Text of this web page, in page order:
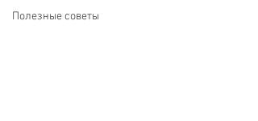
Полезные советы